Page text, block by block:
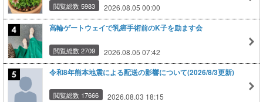
閲覧総数 5983 2026.08.05 00:00
高輪ゲートウェイで乳癌手術前のK子を励ます会
閲覧総数 2709 2026.08.05 07:42
令和8年熊本地震による配送の影響について(2026/8/3更新)
閲覧総数 17666 2026.08.03 18:15